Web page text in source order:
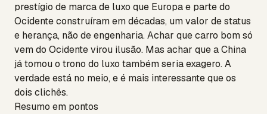
prestígio de marca de luxo que Europa e parte do
Ocidente construíram em décadas, um valor de status
e herança, não de engenharia. Achar que carro bom só
vem do Ocidente virou ilusão. Mas achar que a China
já tomou o trono do luxo também seria exagero. A
verdade está no meio, e é mais interessante que os
dois clichês.
Resumo em pontos